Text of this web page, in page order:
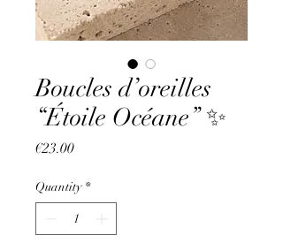
Boucles d’oreilles
“Étoile Océane” ✨
€23.00Price
Quantity *